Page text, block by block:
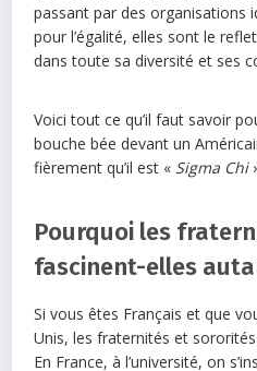
passant par des organisations
pour l’égalité, elles sont le
dans toute sa diversité et ses
Voici tout ce qu’il faut savoir
bouche bée devant un
fièrement qu’il est « Sigma Chi
Pourquoi les
fascinent-elles
Si vous êtes Français et que
Unis, les fraternités et
En France, à l’université, on